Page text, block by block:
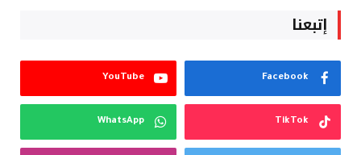
إتبعنا
Facebook
YouTube
TikTok
WhatsApp